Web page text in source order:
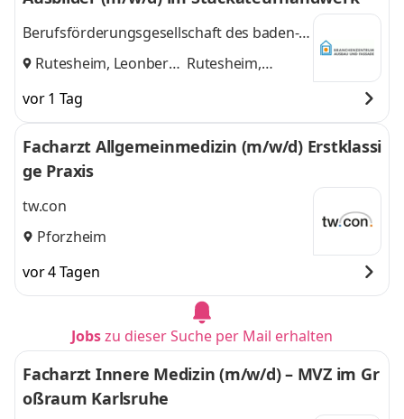
Berufsförderungsgesellschaft des baden-
württembergischen Stuckateurhandwerks
Rutesheim, Leonberg Rutesheim,
vor 1 Tag
Facharzt Allgemeinmedizin (m/w/d) Erstklassi
ge Praxis
tw.con
Pforzheim
vor 4 Tagen
Jobszu dieser Suche per Mail erhalten
Facharzt Innere Medizin (m/w/d) – MVZ im Gr
oßraum Karlsruhe